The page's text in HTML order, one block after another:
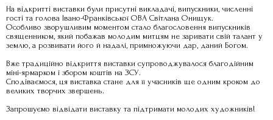
На відкритті виставки були присутні викладачі, випускники, численні
гості та голова Івано-Франківської ОВА Світлана Онищук.
Особливо зворушливим моментом стало благословення випускників
священником, який побажав молодим митцям не заривати свій талант у
землю, а розвивати його й надалі, примножуючи дар, даний Богом.
Вже традиційно відкриття виставки супроводжувалося благодійним
міні-ярмарком і збором коштів на ЗСУ.
Сподіваємося, ця виставка стане для її учасників ще одним кроком до
великих творчих звершень.
Запрошуємо відвідати виставку та підтримати молодих художників!